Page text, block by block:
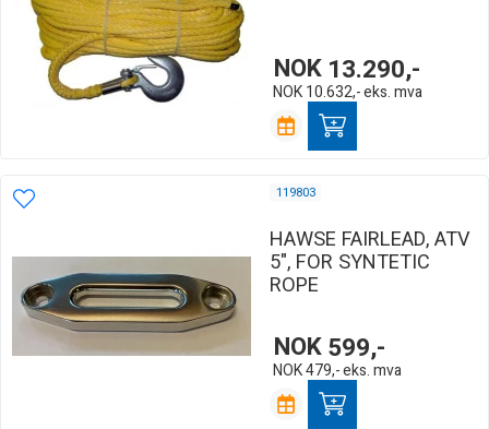
NOK 13.290,-
NOK 10.632,-eks. mva
119803
HAWSE FAIRLEAD, ATV
5", FOR SYNTETIC
ROPE
NOK599,-
NOK479,-eks. mva